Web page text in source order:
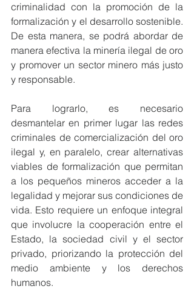
criminalidad con la promoción de la
formalización y el desarrollo sostenible.
De esta manera, se podrá abordar de
manera efectiva la minería ilegal de oro
y promover un sector minero más justo
y responsable.
Para lograrlo, es necesario
desmantelar en primer lugar las redes
criminales de comercialización del oro
ilegal y, en paralelo, crear alternativas
viables de formalización que permitan
a los pequeños mineros acceder a la
legalidad y mejorar sus condiciones de
vida. Esto requiere un enfoque integral
que involucre la cooperación entre el
Estado, la sociedad civil y el sector
privado, priorizando la protección del
medio ambiente y los derechos
humanos.